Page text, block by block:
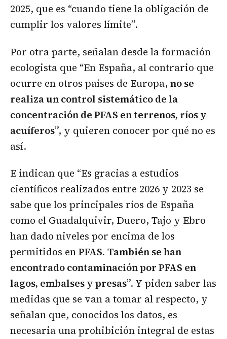
2025, que es “cuando tiene la obligación de
cumplir los valores límite”.
Por otra parte, señalan desde la formación
ecologista que “En España, al contrario que
ocurre en otros países de Europa, no se
realiza un control sistemático de la
concentración de PFAS en terrenos, ríos y
acuíferos”, y quieren conocer por qué no es
así.
E indican que “Es gracias a estudios
científicos realizados entre 2026 y 2023 se
sabe que los principales ríos de España
como el Guadalquivir, Duero, Tajo y Ebro
han dado niveles por encima de los
permitidos enPFAS. También se han
encontrado contaminación por PFAS en
lagos, embalses y presas”. Y piden saber las
medidas que se van a tomar al respecto, y
señalan que, conocidos los datos, es
necesaria una prohibición integral de estas